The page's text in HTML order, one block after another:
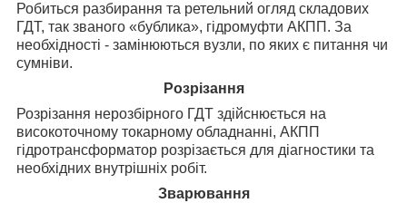
Робиться разбирання та ретельний огляд складових
ГДТ, так званого «бублика», гідромуфти АКПП. За
необхідності - замінюються вузли, по яких є питання чи
сумніви.
Розрізання
Розрізання нерозбірного ГДТ здійснюється на
високоточному токарному обладнанні, АКПП
гідротрансформатор розрізається для діагностики та
необхідних внутрішніх робіт.
Зварювання